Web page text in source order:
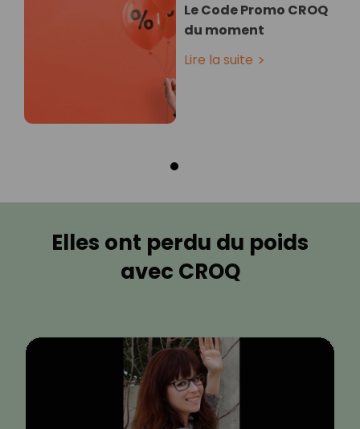
Le Code Promo CROQ
du moment
Lire la suite
Elles ont perdu du poids
avec CROQ